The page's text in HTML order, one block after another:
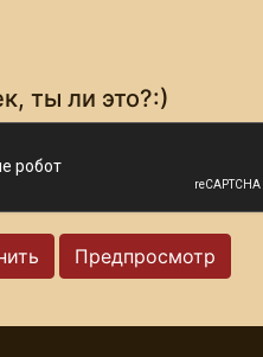
ты ли это?:)